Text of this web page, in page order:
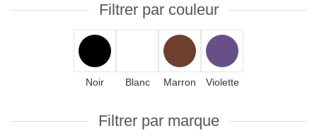
Filtrer par couleur
Noir Blanc Marron Violette
Filtrer par marque